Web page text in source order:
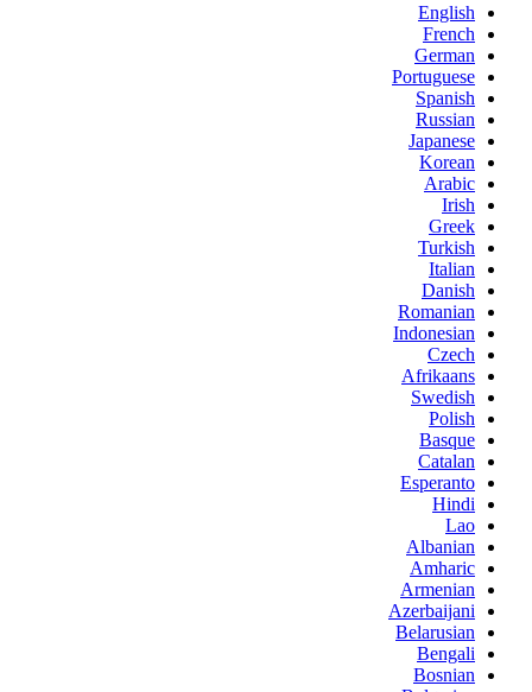
English
French
German
Portuguese
Spanish
Russian
Japanese
Korean
Arabic
Irish
Greek
Turkish
Italian
Danish
Romanian
Indonesian
Czech
Afrikaans
Swedish
Polish
Basque
Catalan
Esperanto
Hindi
Lao
Albanian
Amharic
Armenian
Azerbaijani
Belarusian
Bengali
Bosnian